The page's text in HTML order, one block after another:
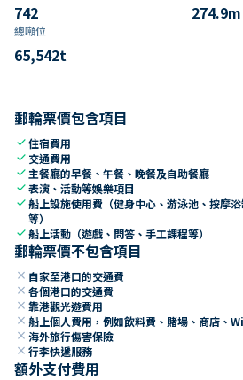
742 274.9m
總噸位
65,542t
郵輪票價包含項目
check住宿費用
check 交通費用
check 主餐廳的早餐、午餐、晚餐及自助餐廳
check表演、活動等娛樂項目
check船上設施使用費（健身中心、游泳池、按摩
等）
check船上活動（遊戲、問答、手工課程等）
郵輪票價不包含項目
close 自家至港口的交通費
close 各個港口的交通費
close 靠港觀光遊費用
close 船上個人費用，例如飲料費、賭場、商店、
close 海外旅行傷害保險
close 行李快遞服務
額外支付費用